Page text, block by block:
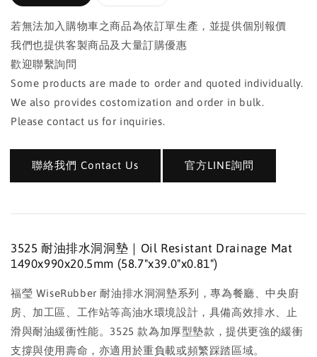
若無法加入購物車之商品為依訂單生產，並提供個別報價
我們也提供客製商品及大量訂購優惠
歡迎聯繫詢問
Some products are made to order and quoted individually.
We also provides costomization and order in bulk.
Please contact us for inquiries.
聯絡我們 Contact Us 官方LINE詢問
3525 耐油排水洞洞墊｜Oil Resistant Drainage Mat
1490x990x20.5mm (58.7"x39.0"x0.81")
福瑩 WiseRubber 耐油排水洞洞墊系列，專為餐廳、中央廚
房、加工區、工作站等高油水環境設計，具備高效排水、止
滑與耐油緩衝性能。3525 款為加厚型墊款，提供更強的緩衝
支撐與使用壽命，亦適用於重負載或頻繁踩踏區域。